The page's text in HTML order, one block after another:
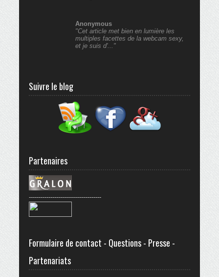
Anonymous
"Cet article met bien en lumière les
multiples facettes de la webcam sexy,
et je suis d'..."
Suivre le blog
Partenaires
-------------------------------------
Formulaire de contact - Questions - Presse -
Partenariats